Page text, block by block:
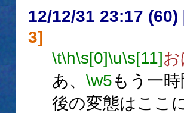
12/12/31 23:17 (60)
3]
\t\h\s[0]\u\s[11]
あ、 \w5もう一
後の変態はここ